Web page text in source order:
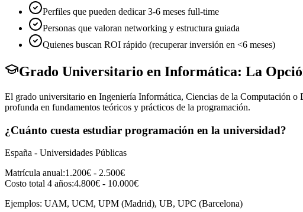
Perfiles que pueden dedicar 3-6 meses full-time
Personas que valoran networking y estructura guiada
Quienes buscan ROI rápido (recuperar inversión en <6 meses)
Grado Universitario en Informática: La
El grado universitario en Ingeniería Informática, Ciencias de la Computación
profunda en fundamentos teóricos y prácticos de la programación.
¿Cuánto cuesta estudiar programación en la universidad?
España - Universidades Públicas
Matrícula anual:1.200€ - 2.500€
Costo total 4 años:4.800€ - 10.000€
Ejemplos: UAM, UCM, UPM (Madrid), UB, UPC (Barcelona)